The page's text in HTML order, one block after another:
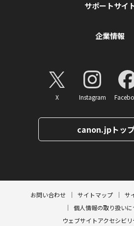
サポートサイ
企業情報
X Instagram
canon.jpトッ
お問い合わせ サイトマップ
サ
個人情報の取り扱いに
ウェブサイトアクセシビ